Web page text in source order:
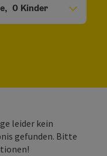
, 0 Kinder
leider kein
gefunden. Bitte